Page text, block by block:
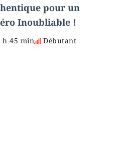
pour un
Inoubliable !
h 45 min Débutant